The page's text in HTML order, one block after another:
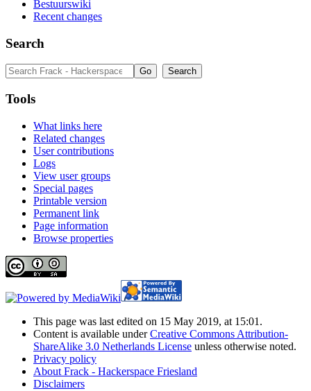
Bestuurswiki
Recent changes
Search
Tools
What links here
Related changes
User contributions
Logs
View user groups
Special pages
Printable version
Permanent link
Page information
Browse properties
This page was last edited on 15 May 2019, at 15:01.
Content is available underCreative Commons Attribution-
ShareAlike 3.0 Netherlands License unless otherwise noted.
Privacy policy
About Frack - Hackerspace Friesland
Disclaimers